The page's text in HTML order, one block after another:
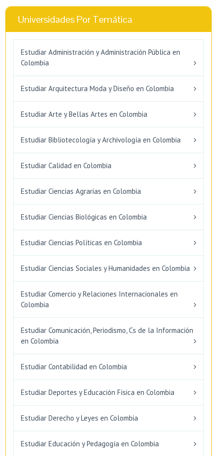
Universidades Por Temática
Estudiar Administración y Administración Pública en
Colombia
Estudiar Arquitectura Moda y Diseño en Colombia
Estudiar Arte y Bellas Artes en Colombia
Estudiar Bibliotecología y Archivología en Colombia
Estudiar Calidad en Colombia
Estudiar Ciencias Agrarias en Colombia
Estudiar Ciencias Biológicas en Colombia
Estudiar Ciencias Políticas en Colombia
Estudiar Ciencias Sociales y Humanidades en Colombia
Estudiar Comercio y Relaciones Internacionales en
Colombia
Estudiar Comunicación, Periodismo, Cs de la Información
en Colombia
Estudiar Contabilidad en Colombia
Estudiar Deportes y Educación Física en Colombia
Estudiar Derecho y Leyes en Colombia
Estudiar Educación y Pedagogía en Colombia